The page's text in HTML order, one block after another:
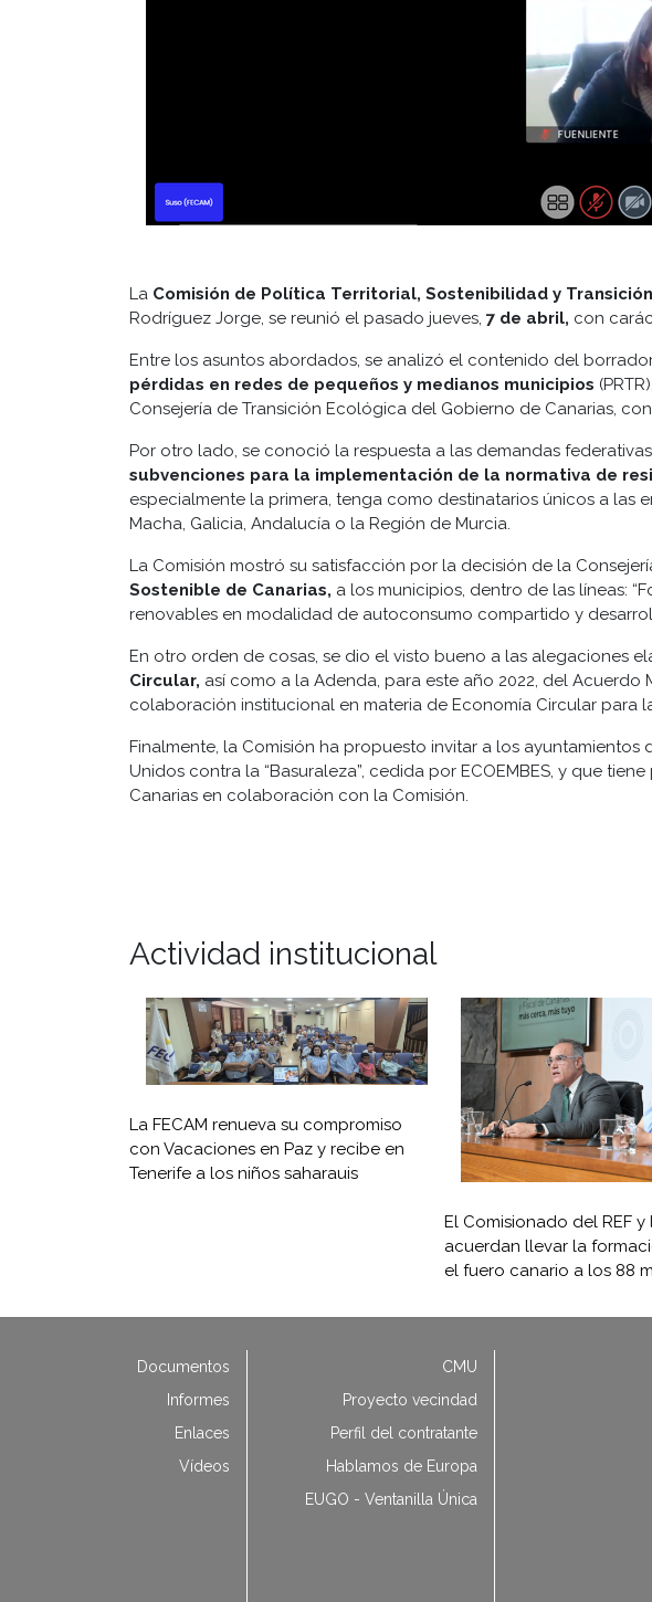
La Comisión de Política Territorial, Sostenibilidad y
Rodríguez Jorge, se reunió el pasado jueves, 7 de abril, con
Entre los asuntos abordados, se analizó el contenido del
pérdidas en redes de pequeños y medianos municipios
Consejería de Transición Ecológica del Gobierno de Canarias,
Por otro lado, se conoció la respuesta a las demandas
subvenciones para la implementación de la normativa de
especialmente la primera, tenga como destinatarios únicos a
Macha, Galicia, Andalucía o la Región de Murcia.
La Comisión mostró su satisfacción por la decisión de la
Sostenible de Canarias, a los municipios, dentro de las líneas:
renovables en modalidad de autoconsumo compartido y
En otro orden de cosas, se dio el visto bueno a las alegaciones
Circular, así como a la Adenda, para este año 2022, del Acuerdo
colaboración institucional en materia de Economía Circular para
Finalmente, la Comisión ha propuesto invitar a los
Unidos contra la “Basuraleza”, cedida por ECOEMBES, y que
Canarias en colaboración con la Comisión.
Actividad institucional
La FECAM renueva su compromiso
con Vacaciones en Paz y recibe en
Tenerife a los niños saharauis
El Comisionado del REF y
acuerdan llevar la
el fuero canario a los 88
Documentos
Informes
Enlaces
Vídeos
CMU
Proyecto vecindad
Perfil del contratante
Hablamos de Europa
EUGO - Ventanilla Única